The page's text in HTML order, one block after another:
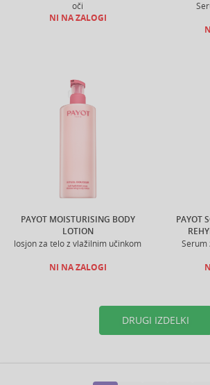
oči
NI NA ZALOGI
PAYOT MOISTURISING BODY
LOTION
losjon za telo z vlažilnim učinkom
NI NA ZALOGI
PAYOT
Serum
DRUGI IZDELKI